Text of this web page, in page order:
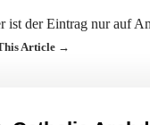
ist der Eintrag nur auf
Article →